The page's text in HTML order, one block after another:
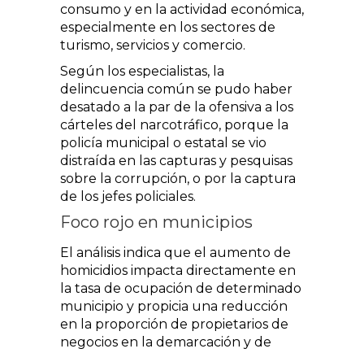
consumo y en la actividad económica,
especialmente en los sectores de
turismo, servicios y comercio.
Según los especialistas, la
delincuencia común se pudo haber
desatado a la par de la ofensiva a los
cárteles del narcotráfico, porque la
policía municipal o estatal se vio
distraída en las capturas y pesquisas
sobre la corrupción, o por la captura
de los jefes policiales.
Foco rojo en municipios
El análisis indica que el aumento de
homicidios impacta directamente en
la tasa de ocupación de determinado
municipio y propicia una reducción
en la proporción de propietarios de
negocios en la demarcación y de